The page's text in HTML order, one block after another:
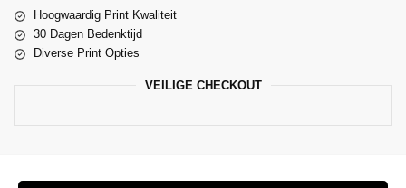
Hoogwaardig Print Kwaliteit
30 Dagen Bedenktijd
Diverse Print Opties
VEILIGE CHECKOUT